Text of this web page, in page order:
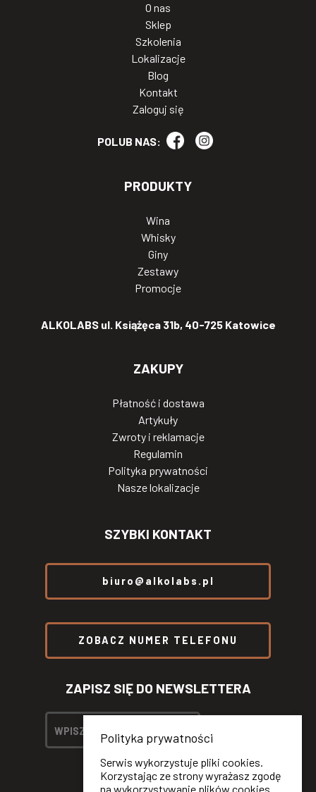
O nas
Sklep
Szkolenia
Lokalizacje
Blog
Kontakt
Zaloguj się
POLUB NAS:
PRODUKTY
Wina
Whisky
Giny
Zestawy
Promocje
ALKOLABS ul. Książęca 31b, 40-725 Katowice
ZAKUPY
Płatność i dostawa
Artykuły
Zwroty i reklamacje
Regulamin
Polityka prywatności
Nasze lokalizacje
SZYBKI KONTAKT
biuro@alkolabs.pl
ZOBACZ NUMER TELEFONU
ZAPISZ SIĘ DO NEWSLETTERA
Polityka prywatności
Serwis wykorzystuje pliki cookies.
Korzystając ze strony wyrażasz zgodę
na wykorzystywanie plików cookies.